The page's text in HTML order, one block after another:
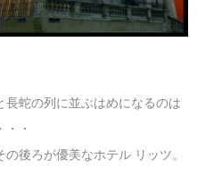
蛇の列に並ぶはめになるのは
・
後ろが優美なホテル リッツ。